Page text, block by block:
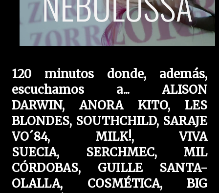
120 minutos donde, además,
escuchamos a... ALISON
DARWIN, ANORA KITO, LES
BLONDES, SOUTHCHILD, SARAJE
VO´84, MILK!, VIVA
SUECIA, SERCHMEC, MIL
CÓRDOBAS, GUILLE SANTA-
OLALLA, COSMÉTICA, BIG